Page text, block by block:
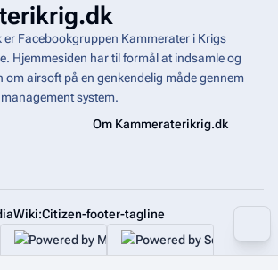
Facebookgruppen Kammerater i Krigs
Hjemmesiden har til formål at indsamle og
om airsoft på en genkendelig måde gennem
system.
Om Kammeraterikrig.dk
footer-tagline